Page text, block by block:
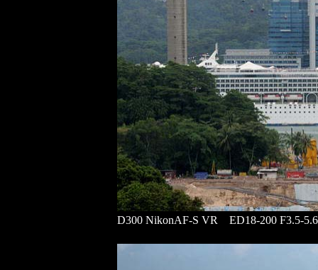
D300 NikonAF-S VR ED18-200 F3.5-